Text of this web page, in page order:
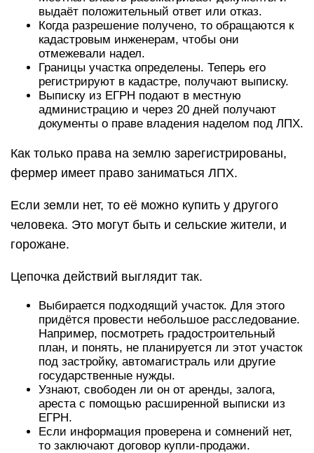
выдаёт положительный ответ или отказ.
Когда разрешение получено, то обращаются к
кадастровым инженерам, чтобы они
отмежевали надел.
Границы участка определены. Теперь его
регистрируют в кадастре, получают выписку.
Выписку из ЕГРН подают в местную
администрацию и через 20 дней получают
документы о праве владения наделом под ЛПХ.
Как только права на землю зарегистрированы,
фермер имеет право заниматься ЛПХ.
Если земли нет, то её можно купить у другого
человека. Это могут быть и сельские жители, и
горожане.
Цепочка действий выглядит так.
Выбирается подходящий участок. Для этого
придётся провести небольшое расследование.
Например, посмотреть градостроительный
план, и понять, не планируется ли этот участок
под застройку, автомагистраль или другие
государственные нужды.
Узнают, свободен ли он от аренды, залога,
ареста с помощью расширенной выписки из
ЕГРН.
Если информация проверена и сомнений нет,
то заключают договор купли-продажи.